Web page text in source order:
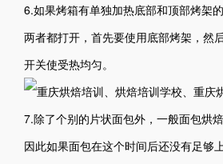
6.如果烤箱有单独加热底部和顶部烤架
两者都打开，首先要使用底部烤架，然
开关使受热均匀。
7.除了个别的片状面包外，一般面包烘
因此如果面包在这个时间后还没有足够